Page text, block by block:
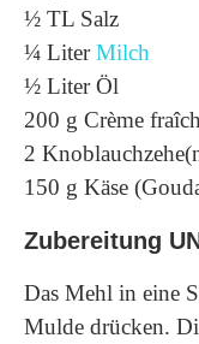
½ TL Salz
¼ LiterMilch
½ Liter Öl
200 g Crème
2
150 g Käse
Zubereitung
Das Mehl in eine
Mulde drücken.